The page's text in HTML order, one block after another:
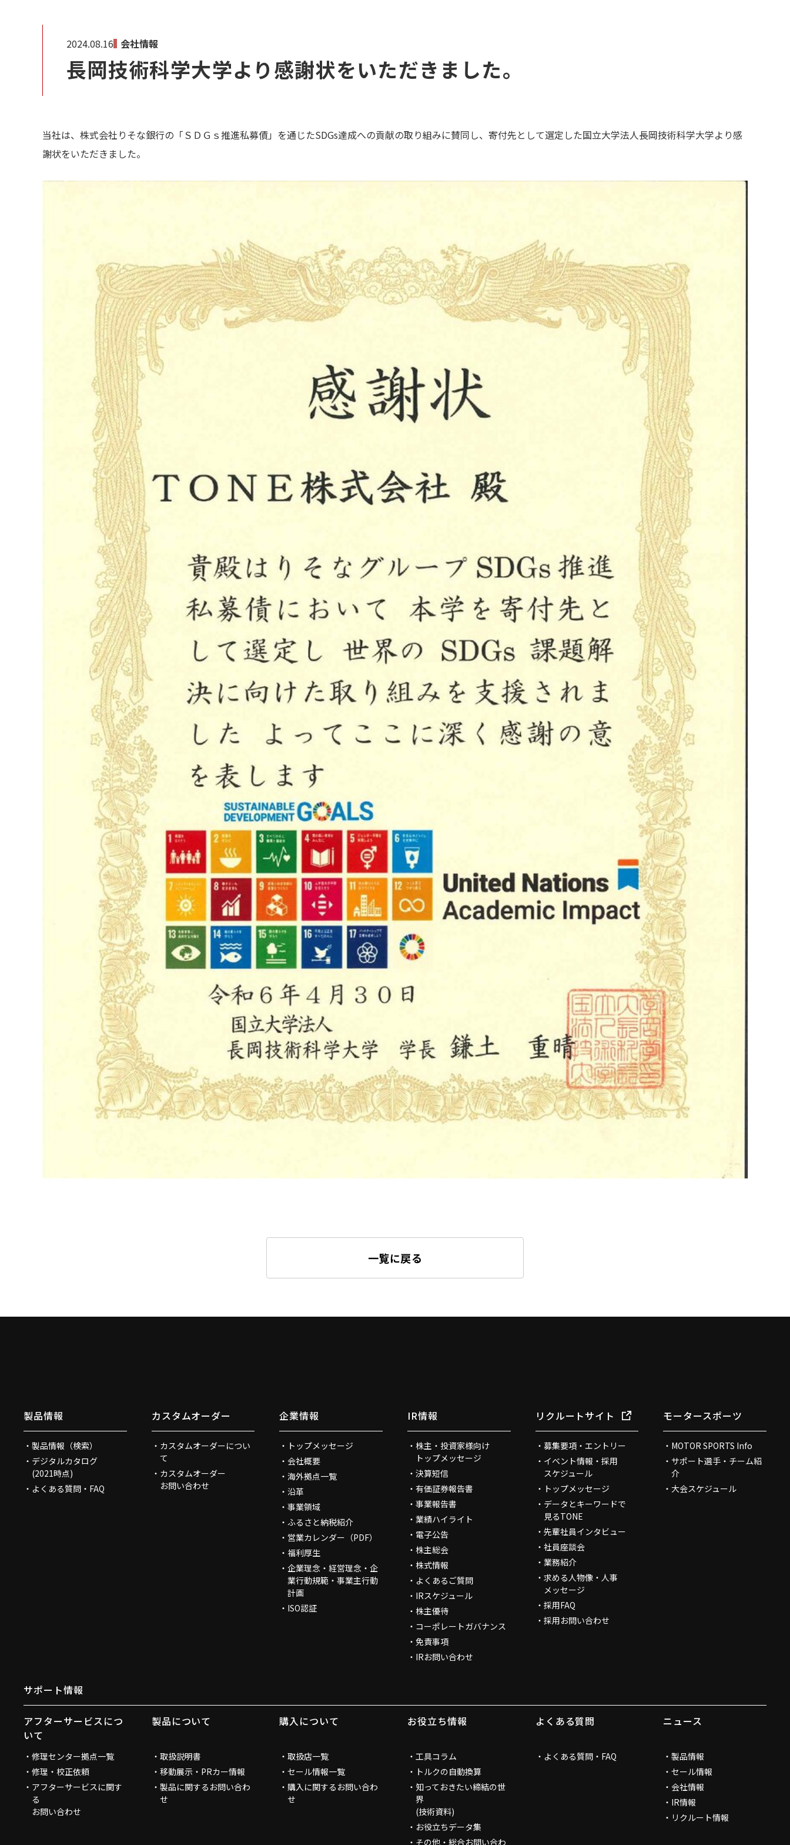
2024.08.16 会社情報
長岡技術科学大学より感謝状をいただきました。
当社は、株式会社りそな銀行の「ＳＤＧｓ推進私募債」を通じたSDGs達成への貢献の取り組みに賛同し、寄付先として選定した国立大学法人長岡技術科学大学より感
謝状をいただきました。
一覧に戻る
製品情報
製品情報（検索）
デジタルカタログ
(2021時点)
よくある質問・FAQ
カスタムオーダー
カスタムオーダーについ
て
カスタムオーダー
お問い合わせ
企業情報
トップメッセージ
会社概要
海外拠点一覧
沿革
事業領域
ふるさと納税紹介
営業カレンダー（PDF）
福利厚生
企業理念・経営理念・企
業行動規範・事業主行動
計画
ISO認証
IR情報
株主・投資家様向け
トップメッセージ
決算短信
有価証券報告書
事業報告書
業績ハイライト
電子公告
株主総会
株式情報
よくあるご質問
IRスケジュール
株主優待
コーポレートガバナンス
免責事項
IRお問い合わせ
リクルートサイト
募集要項・エントリー
イベント情報・採用
スケジュール
トップメッセージ
データとキーワードで
見るTONE
先輩社員インタビュー
社員座談会
業務紹介
求める人物像・人事
メッセージ
採用FAQ
採用お問い合わせ
モータースポーツ
MOTOR SPORTS Info
サポート選手・チーム紹
介
大会スケジュール
サポート情報
アフターサービスにつ
いて
修理センター拠点一覧
修理・校正依頼
アフターサービスに関す
る
お問い合わせ
製品について
取扱説明書
移動展示・PRカー情報
製品に関するお問い合わ
せ
購入について
取扱店一覧
セール情報一覧
購入に関するお問い合わ
せ
お役立ち情報
工具コラム
トルクの自動換算
知っておきたい締結の世
界
(技術資料)
お役立ちデータ集
その他・総合お問い合わ
よくある質問
よくある質問・FAQ
ニュース
製品情報
セール情報
会社情報
IR情報
リクルート情報